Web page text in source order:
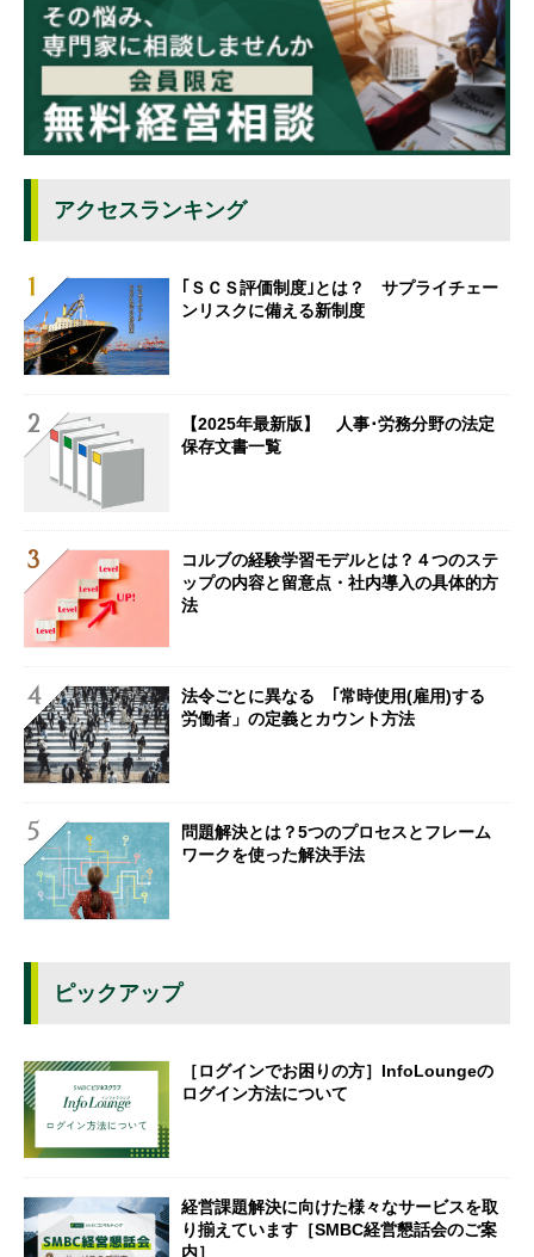
アクセスランキング
｢ＳＣＳ評価制度｣とは？ サプライチェー
ンリスクに備える新制度
【2025年最新版】 人事･労務分野の法定
保存文書一覧
コルブの経験学習モデルとは？４つのステ
ップの内容と留意点・社内導入の具体的方
法
法令ごとに異なる ｢常時使用(雇用)する
労働者」の定義とカウント方法
問題解決とは？5つのプロセスとフレーム
ワークを使った解決手法
ピックアップ
［ログインでお困りの方］InfoLoungeの
ログイン方法について
経営課題解決に向けた様々なサービスを取
り揃えています［SMBC経営懇話会のご案
内］